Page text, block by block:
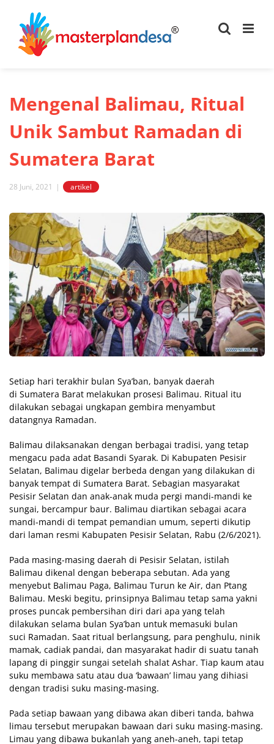
content
Mengenal Balimau, Ritual
Unik Sambut Ramadan di
Sumatera Barat
28 Juni, 2021 | artikel
View
Larger
Image
Setiap hari terakhir bulan Sya’ban, banyak daerah
di Sumatera Barat melakukan prosesi Balimau. Ritual itu
dilakukan sebagai ungkapan gembira menyambut
datangnya Ramadan.
Balimau dilaksanakan dengan berbagai tradisi, yang tetap
mengacu pada adat Basandi Syarak. Di Kabupaten Pesisir
Selatan, Balimau digelar berbeda dengan yang dilakukan di
banyak tempat di Sumatera Barat. Sebagian masyarakat
Pesisir Selatan dan anak-anak muda pergi mandi-mandi ke
sungai, bercampur baur. Balimau diartikan sebagai acara
mandi-mandi di tempat pemandian umum, seperti dikutip
dari laman resmi Kabupaten Pesisir Selatan, Rabu (2/6/2021).
Pada masing-masing daerah di Pesisir Selatan, istilah
Balimau dikenal dengan beberapa sebutan. Ada yang
menyebut Balimau Paga, Balimau Turun ke Air, dan Ptang
Balimau. Meski begitu, prinsipnya Balimau tetap sama yakni
proses puncak pembersihan diri dari apa yang telah
dilakukan selama bulan Sya’ban untuk memasuki bulan
suci Ramadan. Saat ritual berlangsung, para penghulu, ninik
mamak, cadiak pandai, dan masyarakat hadir di suatu tanah
lapang di pinggir sungai setelah shalat Ashar. Tiap kaum atau
suku membawa satu atau dua ‘bawaan’ limau yang dihiasi
dengan tradisi suku masing-masing.
Pada setiap bawaan yang dibawa akan diberi tanda, bahwa
limau tersebut merupakan bawaan dari suku masing-masing.
Limau yang dibawa bukanlah yang aneh-aneh, tapi tetap